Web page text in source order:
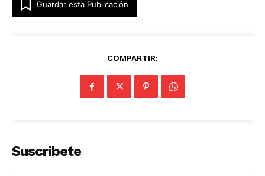
Guardar esta Publicación
COMPARTIR:
Suscríbete